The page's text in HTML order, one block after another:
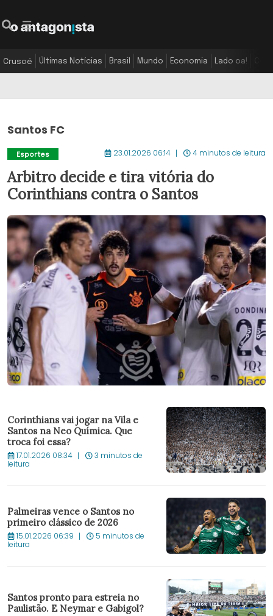
Crusoé Últimas Notícias Brasil Mundo Economia Lado oa!
Santos FC
Esportes 23.01.2026 06:14 4 minutos de leitura
Arbitro decide e tira vitória do
Corinthians contra o Santos
Corinthians vai jogar na Vila e
Santos na Neo Química. Que
troca foi essa?
17.01.2026 08:34 3 minutos de
leitura
Palmeiras vence o Santos no
primeiro clássico de 2026
15.01.2026 06:39 5 minutos de
leitura
Santos pronto para estreia no
Paulistão. E Neymar e Gabigol?